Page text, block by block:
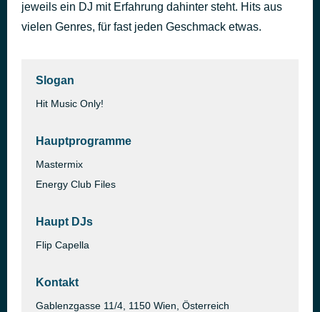
jeweils ein DJ mit Erfahrung dahinter steht. Hits aus
vielen Genres, für fast jeden Geschmack etwas.
Slogan
Hit Music Only!
Hauptprogramme
Mastermix
Energy Club Files
Haupt DJs
Flip Capella
Kontakt
Gablenzgasse 11/4, 1150 Wien, Österreich